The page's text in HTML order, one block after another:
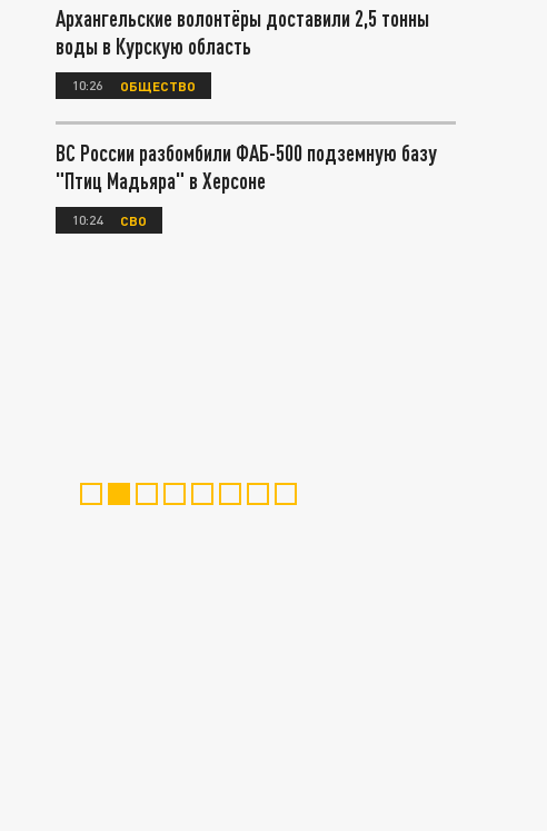
Архангельские волонтёры доставили 2,5 тонны
воды в Курскую область
10:26 ОБЩЕСТВО
ВС России разбомбили ФАБ-500 подземную базу
"Птиц Мадьяра" в Херсоне
10:24 СВО